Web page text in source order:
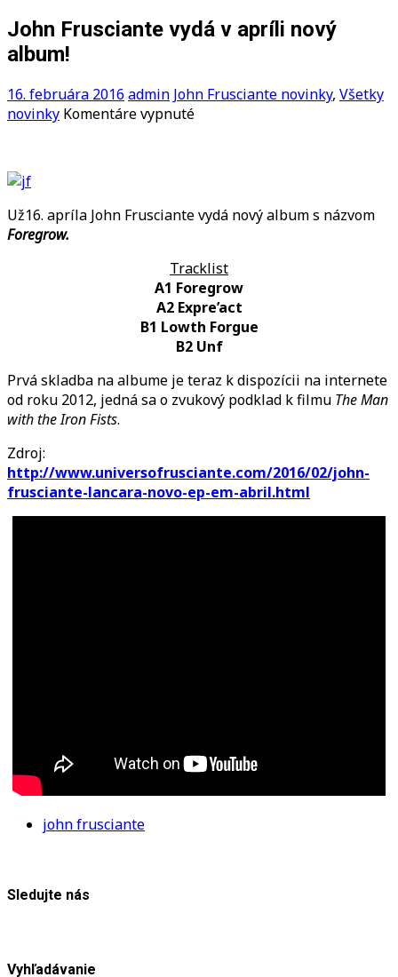
John Frusciante vydá v apríli nový
album!
16. februára 2016 admin John Frusciante novinky, Všetky
novinky Komentáre vypnuténa
apríli
nový
Už16. apríla John Frusciante vydá nový album s názvom
Foregrow.
Tracklist
A1 Foregrow
A2 Expre’act
B1 Lowth Forgue
B2 Unf
Prvá skladba na albume je teraz k dispozícii na internete
od roku 2012, jedná sa o zvukový podklad k filmu The Man
with the Iron Fists.
Zdroj:
http://www.universofrusciante.com/2016/02/john-
frusciante-lancara-novo-ep-em-abril.html
john frusciante
Sledujte nás
Vyhľadávanie